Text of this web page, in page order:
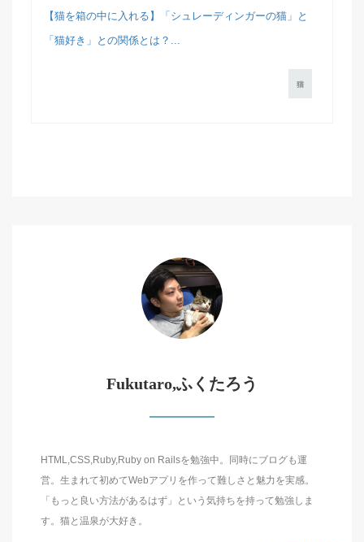
【猫を箱の中に入れる】「シュレーディンガーの猫」と
「猫好き」との関係とは？...
猫
Fukutaro,ふくたろう
HTML,CSS,Ruby,Ruby on Railsを勉強中。同時にブログも運
営。生まれて初めてWebアプリを作って難しさと魅力を実感。
「もっと良い方法があるはず」という気持ちを持って勉強しま
す。猫と温泉が大好き。